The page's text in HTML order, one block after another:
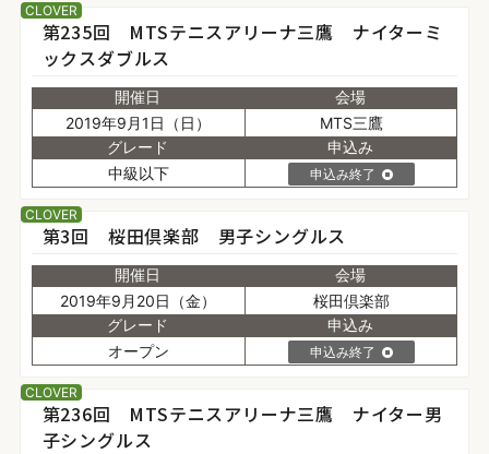
第235回 MTSテニスアリーナ三鷹 ナイターミ
ックスダブルス
開催日
2019年9月1日（日）
会場
MTS三鷹
グレード
中級以下
申込み
申込み終了
CLOVER
第3回 桜田倶楽部 男子シングルス
開催日
2019年9月20日（金）
会場
桜田倶楽部
グレード
オープン
申込み
申込み終了
CLOVER
第236回 MTSテニスアリーナ三鷹 ナイター男
子シングルス
CLOVER